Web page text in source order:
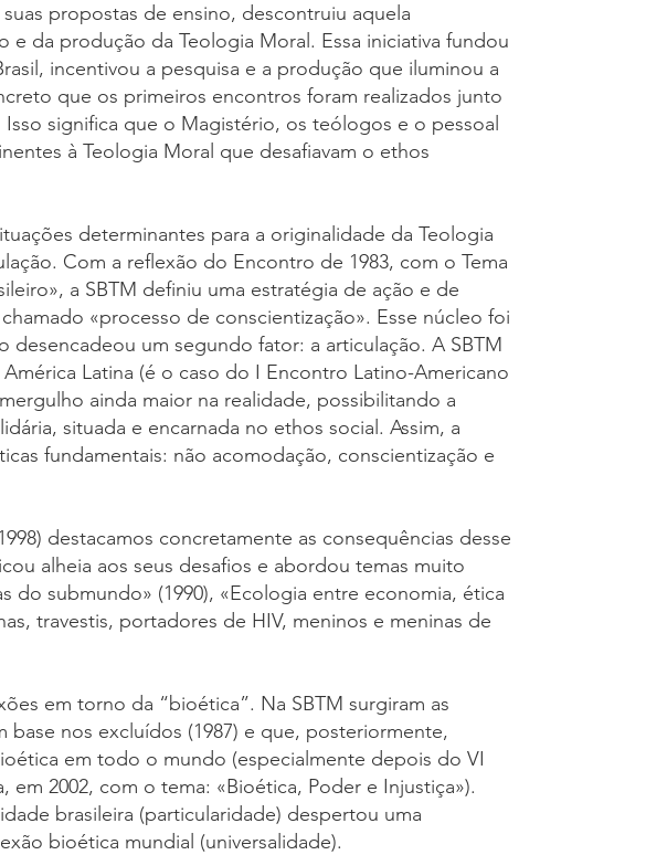
propostas de ensino, descontruiu aquela
e da produção da Teologia Moral. Essa iniciativa fundou
incentivou a pesquisa e a produção que iluminou a
que os primeiros encontros foram realizados junto
significa que o Magistério, os teólogos e o pessoal
à Teologia Moral que desafiavam o ethos
determinantes para a originalidade da Teologia
Com a reflexão do Encontro de 1983, com o Tema
a SBTM definiu uma estratégia de ação e de
«processo de conscientização». Esse núcleo foi
desencadeou um segundo fator: a articulação. A SBTM
Latina (é o caso do I Encontro Latino-Americano
ainda maior na realidade, possibilitando a
situada e encarnada no ethos social. Assim, a
fundamentais: não acomodação, conscientização e
destacamos concretamente as consequências desse
alheia aos seus desafios e abordou temas muito
do submundo» (1990), «Ecologia entre economia, ética
travestis, portadores de HIV, meninos e meninas de
em torno da “bioética”. Na SBTM surgiram as
nos excluídos (1987) e que, posteriormente,
em todo o mundo (especialmente depois do VI
2002, com o tema: «Bioética, Poder e Injustiça»).
brasileira (particularidade) despertou uma
bioética mundial (universalidade).